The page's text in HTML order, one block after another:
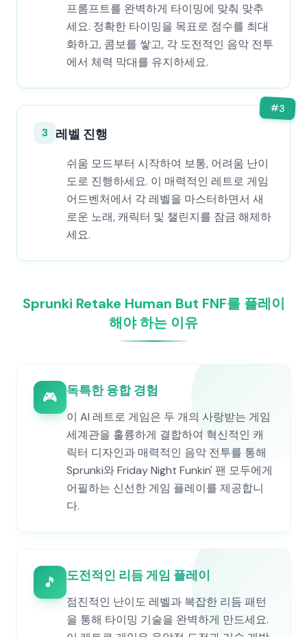
프롬프트를 완벽하게 타이밍에 맞춰 맞추
세요. 정확한 타이밍을 목표로 점수를 최대
화하고, 콤보를 쌓고, 각 도전적인 음악 전투
에서 체력 막대를 유지하세요.
#3
3 레벨 진행
쉬움 모드부터 시작하여 보통, 어려움 난이
도로 진행하세요. 이 매력적인 레트로 게임
어드벤처에서 각 레벨을 마스터하면서 새
로운 노래, 캐릭터 및 챌린지를 잠금 해제하
세요.
Sprunki Retake Human But FNF를 플레이
해야 하는 이유
🎮 독특한 융합 경험
이 AI 레트로 게임은 두 개의 사랑받는 게임
세계관을 훌륭하게 결합하여 혁신적인 캐
릭터 디자인과 매력적인 음악 전투를 통해
Sprunki와 Friday Night Funkin' 팬 모두에게
어필하는 신선한 게임 플레이를 제공합니
다.
🎵 도전적인 리듬 게임 플레이
점진적인 난이도 레벨과 복잡한 리듬 패턴
을 통해 타이밍 기술을 완벽하게 만드세요.